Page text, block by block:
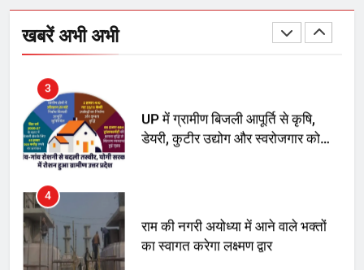
खबरें अभी अभी
289 एकड़ भूमि पर विकसित होगा कार्बन-
फ्री डेटा सेंटर, हजारों उच्च-कुशल
3
UP में ग्रामीण बिजली आपूर्ति से कृषि,
डेयरी, कुटीर उद्योग और स्वरोजगार को
4
राम की नगरी अयोध्या में आने वाले भक्तों
का स्वागत करेगा लक्ष्मण द्वार